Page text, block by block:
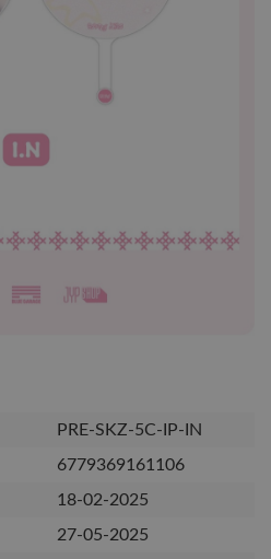
PRE-SKZ-5C-IP-IN
6779369161106
18-02-2025
27-05-2025